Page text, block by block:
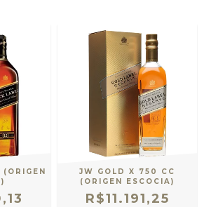
JW GOLD X 750 CC
(ORIGEN ESCOCIA)
R$11.191,25